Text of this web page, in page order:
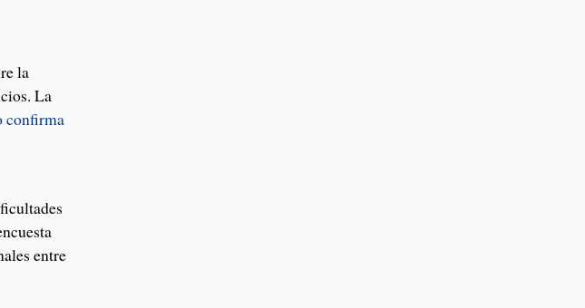
la
La
confirma
entre